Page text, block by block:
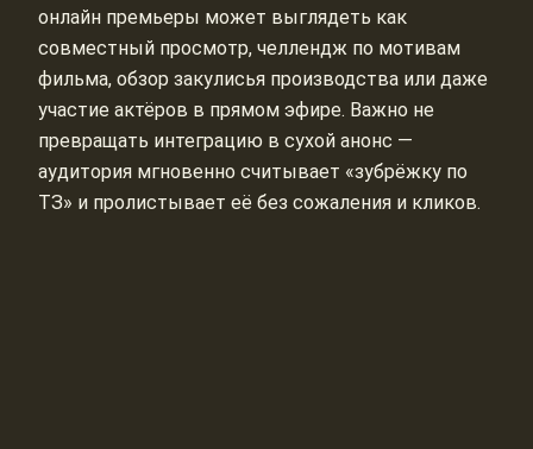
онлайн премьеры может выглядеть как
совместный просмотр, челлендж по мотивам
фильма, обзор закулисья производства или даже
участие актёров в прямом эфире. Важно не
превращать интеграцию в сухой анонс —
аудитория мгновенно считывает «зубрёжку по
ТЗ» и пролистывает её без сожаления и кликов.